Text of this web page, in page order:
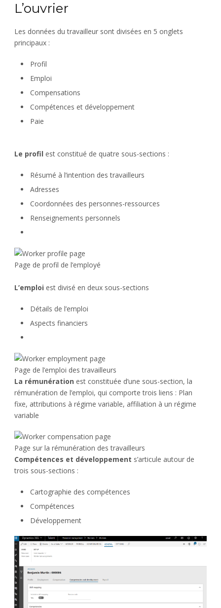
L’ouvrier
Les données du travailleur sont divisées en 5 onglets
principaux :
Profil
Emploi
Compensations
Compétences et développement
Paie
Le profil est constitué de quatre sous-sections :
Résumé à l’intention des travailleurs
Adresses
Coordonnées des personnes-ressources
Renseignements personnels
Page de profil de l’employé
L’emploi est divisé en deux sous-sections
Détails de l’emploi
Aspects financiers
Page de l’emploi de s t r a v a i l l e u r s
La rémunération est constituée d’une sous-section, la
rémunération de l’emploi, qui comporte trois liens : Plan
fixe, attributions à régime variable, affiliation à un régime
variable
Page sur la rémunération des travailleurs
Compétences et développement s’articule autour de
trois sous-sections :
Cartographie des compétences
Compétences
Développement